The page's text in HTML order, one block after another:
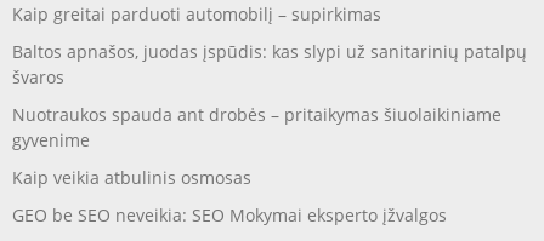
Kaip greitai parduoti automobilį – supirkimas
Baltos apnašos, juodas įspūdis: kas slypi už sanitarinių patalpų
švaros
Nuotraukos spauda ant drobės – pritaikymas šiuolaikiniame
gyvenime
Kaip veikia atbulinis osmosas
GEO be SEO neveikia: SEO Mokymai eksperto įžvalgos